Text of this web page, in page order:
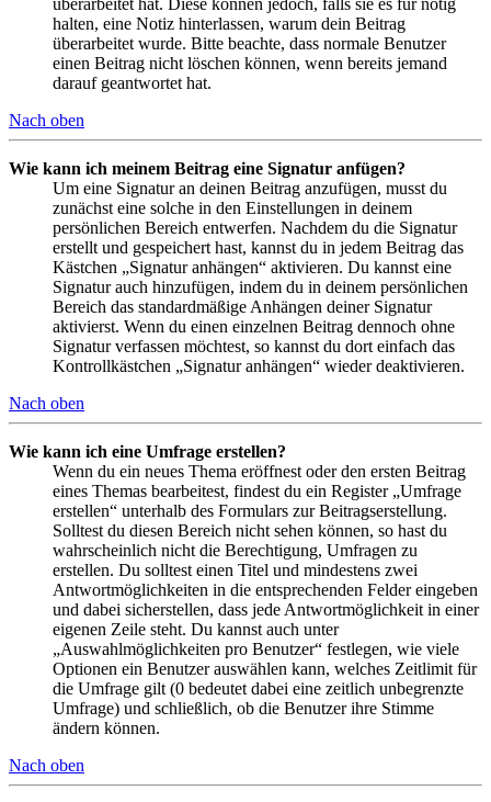
halten, eine Notiz hinterlassen, warum dein Beitrag
überarbeitet wurde. Bitte beachte, dass normale Benutzer
einen Beitrag nicht löschen können, wenn bereits jemand
darauf geantwortet hat.
Nach oben
Wie kann ich meinem Beitrag eine Signatur anfügen?
Um eine Signatur an deinen Beitrag anzufügen, musst du
zunächst eine solche in den Einstellungen in deinem
persönlichen Bereich entwerfen. Nachdem du die Signatur
erstellt und gespeichert hast, kannst du in jedem Beitrag das
Kästchen „Signatur anhängen“ aktivieren. Du kannst eine
Signatur auch hinzufügen, indem du in deinem persönlichen
Bereich das standardmäßige Anhängen deiner Signatur
aktivierst. Wenn du einen einzelnen Beitrag dennoch ohne
Signatur verfassen möchtest, so kannst du dort einfach das
Kontrollkästchen „Signatur anhängen“ wieder deaktivieren.
Nach oben
Wie kann ich eine Umfrage erstellen?
Wenn du ein neues Thema eröffnest oder den ersten Beitrag
eines Themas bearbeitest, findest du ein Register „Umfrage
erstellen“ unterhalb des Formulars zur Beitragserstellung.
Solltest du diesen Bereich nicht sehen können, so hast du
wahrscheinlich nicht die Berechtigung, Umfragen zu
erstellen. Du solltest einen Titel und mindestens zwei
Antwortmöglichkeiten in die entsprechenden Felder eingeben
und dabei sicherstellen, dass jede Antwortmöglichkeit in einer
eigenen Zeile steht. Du kannst auch unter
„Auswahlmöglichkeiten pro Benutzer“ festlegen, wie viele
Optionen ein Benutzer auswählen kann, welches Zeitlimit für
die Umfrage gilt (0 bedeutet dabei eine zeitlich unbegrenzte
Umfrage) und schließlich, ob die Benutzer ihre Stimme
ändern können.
Nach oben